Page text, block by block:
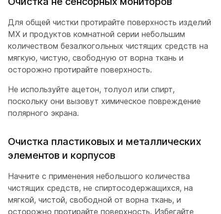
Для общей чистки протирайте поверхность изделий
MX и продуктов комнатной серии небольшим
количеством безалкогольных чистящих средств на
мягкую, чистую, свободную от ворна ткань и
осторожно протирайте поверхность.
Не используйте ацетон, толуол или спирт,
поскольку они вызовут химическое повреждение
полярного экрана.
Очистка пластиковых и металлических
элементов и корпусов
Начните с применения небольшого количества
чистящих средств, не спиртосодержащихся, на
мягкой, чистой, свободной от ворна ткань, и
осторожно протирайте поверхность. Избегайте